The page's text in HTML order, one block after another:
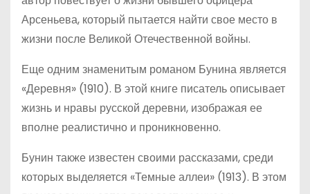
Арсеньева, который пытается найти свое место в
жизни после Великой Отечественной войны.
Еще одним знаменитым романом Бунина является
«Деревня» (1910). В этой книге писатель описывает
жизнь и нравы русской деревни, изображая ее
вполне реалистично и проникновенно.
Бунин также известен своими рассказами, среди
которых выделяется «Темные аллеи» (1913). В этом